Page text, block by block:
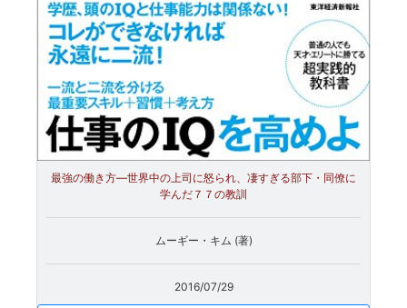
最強の働き方―世界中の上司に怒られ、凄すぎる部下・同僚に
学んだ７７の教訓
ムーギー・キム (著)
2016/07/29